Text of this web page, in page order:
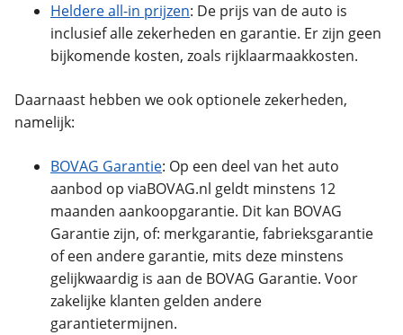
Heldere all-in prijzen: De prijs van de auto is
inclusief alle zekerheden en garantie. Er zijn geen
bijkomende kosten, zoals rijklaarmaakkosten.
Daarnaast hebben we ook optionele zekerheden,
namelijk:
BOVAG Garantie: Op een deel van het auto
aanbod op viaBOVAG.nl geldt minstens 12
maanden aankoopgarantie. Dit kan BOVAG
Garantie zijn, of: merkgarantie, fabrieksgarantie
of een andere garantie, mits deze minstens
gelijkwaardig is aan de BOVAG Garantie. Voor
zakelijke klanten gelden andere
garantietermijnen.